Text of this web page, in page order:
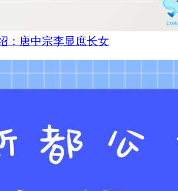
：唐中宗李显庶长女